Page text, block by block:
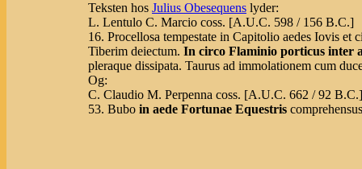
Teksten hos Julius Obesequens lyder:
L. Lentulo C. Marcio coss. [A.U.C. 598 / 156 B.C.]
16. Procellosa tempestate in Capitolio aedes Iovis
Tiberim deiectum. In circo Flaminio porticus inter
pleraque dissipata. Taurus ad immolationem cum
Og:
C. Claudio M. Perpenna coss. [A.U.C. 662 / 92 B.C.]
53. Bubo in aede Fortunae Equestris